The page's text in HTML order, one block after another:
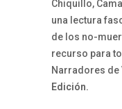
Chiquillo,
una lectura
de los no-
recurso para
Narradores de
Edición.